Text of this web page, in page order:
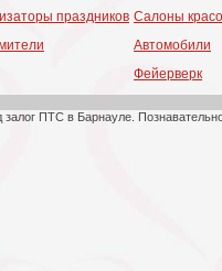
праздников Салоны
Автомобили
Фейерверк
залог ПТС в Барнауле.